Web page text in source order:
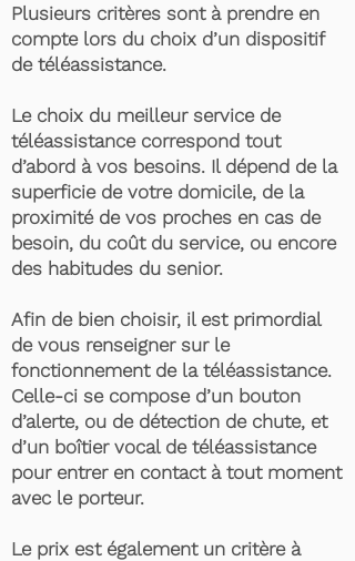
Plusieurs critères sont à prendre en
compte lors du choix d’un dispositif
de téléassistance.
Le choix du meilleur service de
téléassistance correspond tout
d’abord à vos besoins. Il dépend de la
superficie de votre domicile, de la
proximité de vos proches en cas de
besoin, du coût du service, ou encore
des habitudes du senior.
Afin de bien choisir, il est primordial
de vous renseigner sur le
fonctionnement de la téléassistance.
Celle-ci se compose d’un bouton
d’alerte, ou de détection de chute, et
d’un boîtier vocal de téléassistance
pour entrer en contact à tout moment
avec le porteur.
Le prix est également un critère à